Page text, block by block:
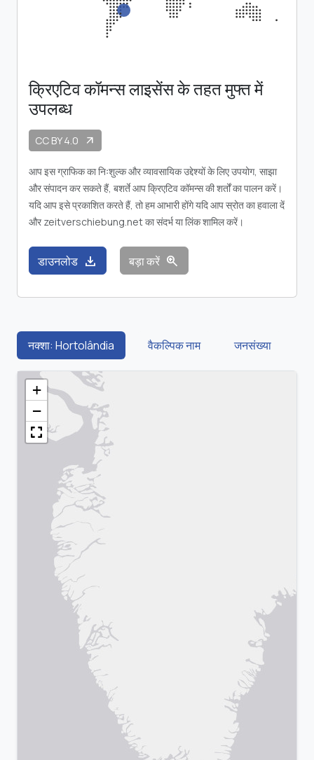
क्रिएटिव कॉमन्स लाइसेंस के तहत मुफ्त में
उपलब्ध
CC BY 4.0 arrow_outward
आप इस ग्राफिक का निःशुल्क और व्यावसायिक उद्देश्यों के लिए उपयोग, साझा
और संपादन कर सकते हैं, बशर्ते आप क्रिएटिव कॉमन्स की शर्तों का पालन करें।
यदि आप इसे प्रकाशित करते हैं, तो हम आभारी होंगे यदि आप स्रोत का हवाला दें
और zeitverschiebung.net का संदर्भ या लिंक शामिल करें।
डाउनलोड download बड़ा करें zoom_in
नक्शा: Hortolândia वैकल्पिक नाम जनसंख्या
+
−